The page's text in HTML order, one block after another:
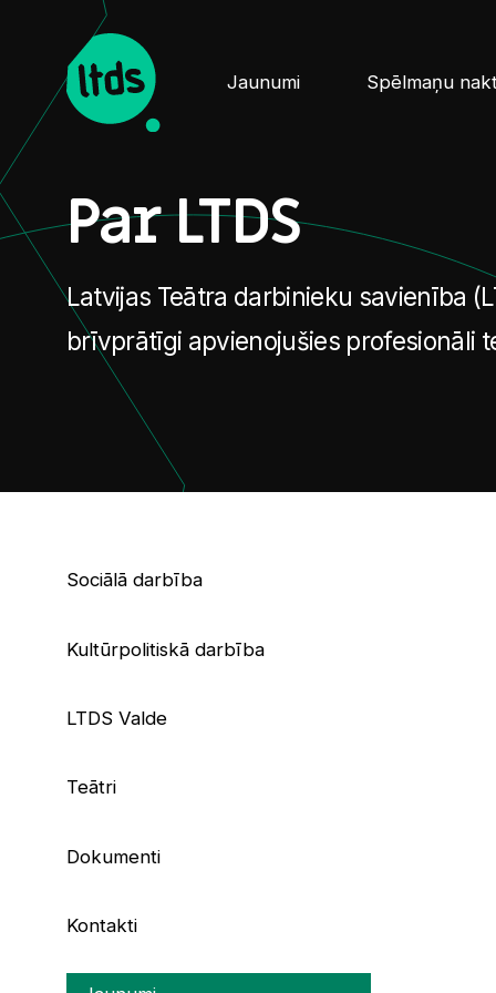
Jaunumi Spēlmaņu
Par LTDS
Latvijas Teātra darbinieku savienība
brīvprātīgi apvienojušies profesionāli
Sociālā darbība
Kultūrpolitiskā darbība
LTDS Valde
Teātri
Dokumenti
Kontakti